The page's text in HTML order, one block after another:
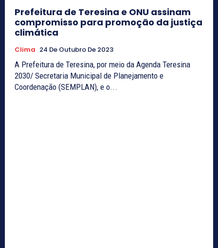
Prefeitura de Teresina e ONU assinam
compromisso para promoção da justiça
climática
Clima 24 De Outubro De 2023
A Prefeitura de Teresina, por meio da Agenda Teresina
2030/ Secretaria Municipal de Planejamento e
Coordenação (SEMPLAN), e o...